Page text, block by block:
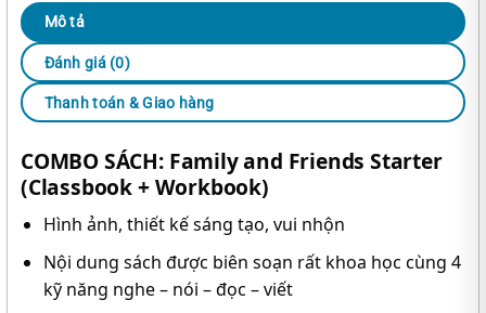
Mô tả
Đánh giá (0)
Thanh toán & Giao hàng
COMBO SÁCH: Family and Friends Starter
(Classbook + Workbook)
Hình ảnh, thiết kế sáng tạo, vui nhộn
Nội dung sách được biên soạn rất khoa học cùng 4
kỹ năng nghe – nói – đọc – viết